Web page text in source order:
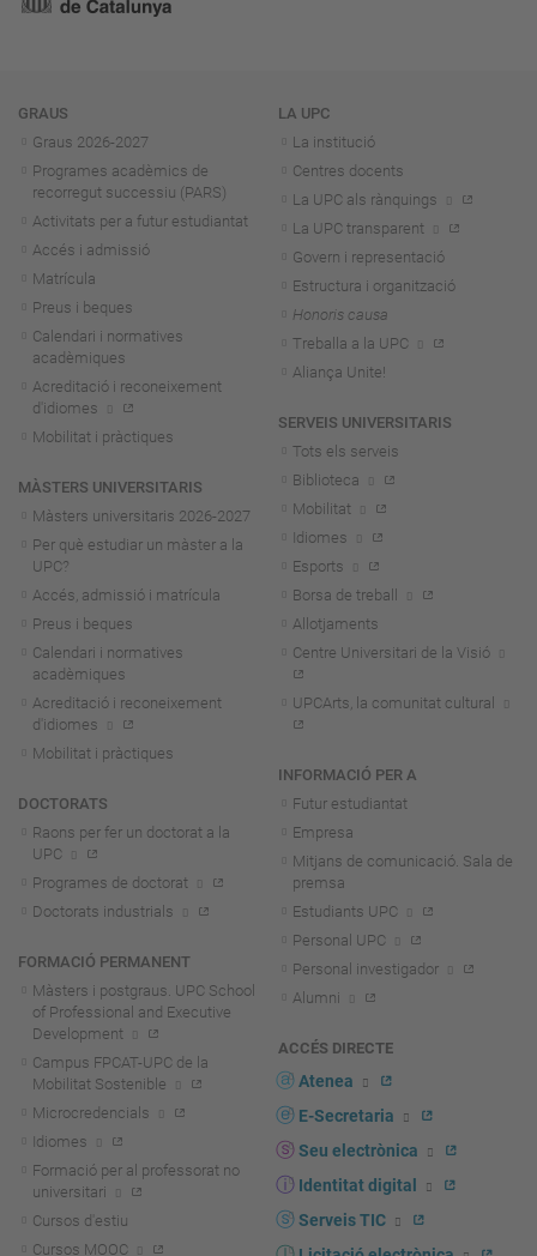
Navegació
GRAUS
Graus 2026-2027
Programes acadèmics de
recorregut successiu (PARS)
Activitats per a futur estudiantat
Accés i admissió
Matrícula
Preus i beques
Calendari i normatives
acadèmiques
Acreditació i reconeixement
d'idiomes
Mobilitat i pràctiques
MÀSTERS UNIVERSITARIS
Màsters universitaris 2026-2027
Per què estudiar un màster a la
UPC?
Accés, admissió i matrícula
Preus i beques
Calendari i normatives
acadèmiques
Acreditació i reconeixement
d'idiomes
Mobilitat i pràctiques
DOCTORATS
Raons per fer un doctorat a la
UPC
Programes de doctorat
Doctorats industrials
FORMACIÓ PERMANENT
Màsters i postgraus. UPC School
of Professional and Executive
Development
Campus FPCAT-UPC de la
Mobilitat Sostenible
Microcredencials
Idiomes
Formació per al professorat no
universitari
Cursos d'estiu
Cursos MOOC
LA UPC
La institució
Centres docents
La UPC als rànquings
La UPC transparent
Govern i representació
Estructura i organització
Honoris causa
Treballa a la UPC
Aliança Unite!
SERVEIS UNIVERSITARIS
Tots els serveis
Biblioteca
Mobilitat
Idiomes
Esports
Borsa de treball
Allotjaments
Centre Universitari de la Visió
UPCArts, la comunitat cultural
INFORMACIÓ PER A
Futur estudiantat
Empresa
Mitjans de comunicació. Sala de
premsa
Estudiants UPC
Personal UPC
Personal investigador
Alumni
ACCÉS DIRECTE
Atenea
E-Secretaria
Seu electrònica
Identitat digital
Serveis TIC